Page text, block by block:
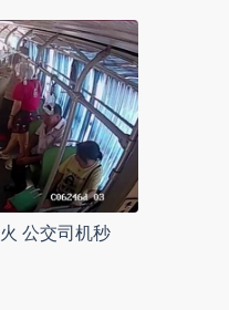
公交司机秒